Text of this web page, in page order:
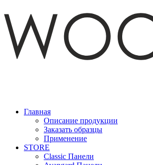
Главная
Описание продукции
Заказать образцы
Применение
STORE
Classic Панели